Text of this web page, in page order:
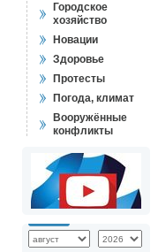
Городское
хозяйство
Новации
Здоровье
Протесты
Погода, климат
Вооружённые
конфликты